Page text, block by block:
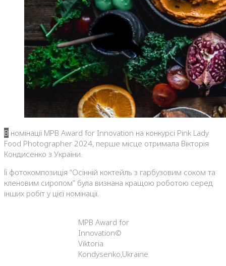
В номінації MPB Award for Innovation на конкурсі Pink Lady
Food Photographer 2024, перше місце отримала Вікторія
Кондисенко з України.
Її фотокомпозиція “Осінній коктейль з гарбузовим соком та
кленовим сиропом” була визнана кращою роботою серед
інших робіт у цієї номінації.
MPB Award for
Innovation©
Viktoria
Kondysenko,Ukraine